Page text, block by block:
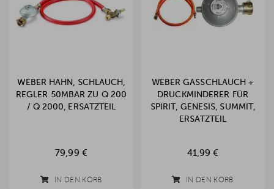
WEBER HAHN, SCHLAUCH,
REGLER 50MBAR ZU Q 200
/ Q 2000, ERSATZTEIL
79,99 €
IN DEN KORB
WEBER GASSCHLAUCH +
DRUCKMINDERER FÜR
SPIRIT, GENESIS, SUMMIT,
ERSATZTEIL
41,99 €
IN DEN KORB